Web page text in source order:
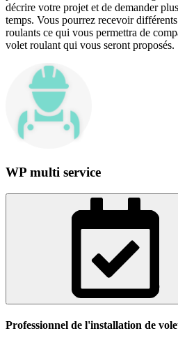
décrire votre projet et de demander
temps. Vous pourrez recevoir
roulants ce qui vous permettra de
volet roulant qui vous seront proposés.
WP multi service
Professionnel de l'installation de